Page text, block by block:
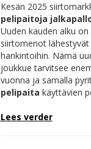
Kesän 2025
pelipaitoja
Uuden kauden alku
siirtomenot
hankintoihin. Nämä
joukkue tarvitsee
vuonna ja samalla
pelipaita käyttävien
Lees verder